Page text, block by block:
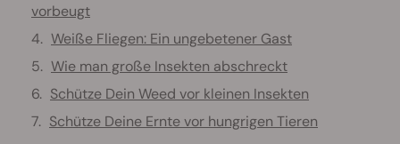
vorbeugt
Weiße Fliegen: Ein ungebetener Gast
Wie man große Insekten abschreckt
Schütze Dein Weed vor kleinen Insekten
Schütze Deine Ernte vor hungrigen Tieren